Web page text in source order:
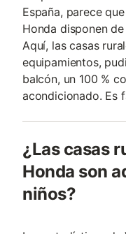
España, parece
Honda disponen
Aquí, las casas
equipamientos,
balcón, un 100 %
acondicionado. Es
¿Las casas
Honda son
niños?